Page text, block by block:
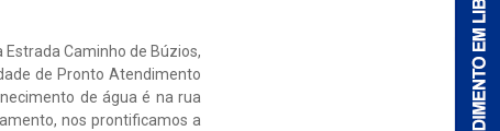
Caminho de Búzios,
de Pronto Atendimento
de água é na rua
nos prontificamos a